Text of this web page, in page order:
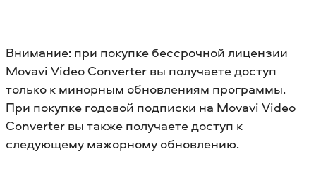
Внимание: при покупке бессрочной лицензии
Movavi Video Converter вы получаете доступ
только к минорным обновлениям программы.
При покупке годовой подписки на Movavi Video
Converter вы также получаете доступ к
следующему мажорному обновлению.